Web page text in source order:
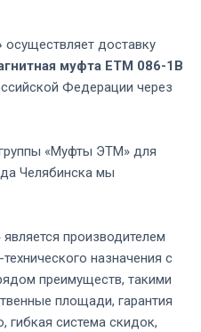
осуществляет доставку
муфта ЕТМ 086-1В
Федерации через
«Муфты ЭТМ» для
Челябинска мы
является производителем
назначения с
преимуществ, такими
площади, гарантия
гибкая система скидок,